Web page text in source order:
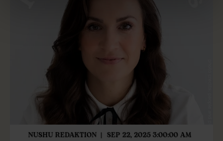
NUSHU REDAKTION SEP 22, 2025 3:00:00 AM